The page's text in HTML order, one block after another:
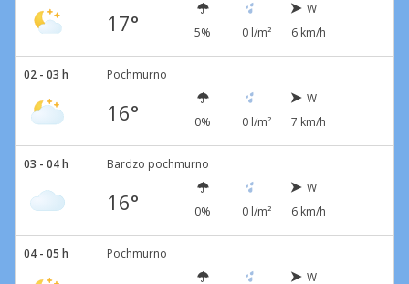
17° 5% 0 l/m²
W
6 km/h
02 - 03 h Pochmurno
16° 0% 0 l/m²
W
7 km/h
03 - 04 h Bardzo pochmurno
16° 0% 0 l/m²
W
6 km/h
04 - 05 h Pochmurno
W